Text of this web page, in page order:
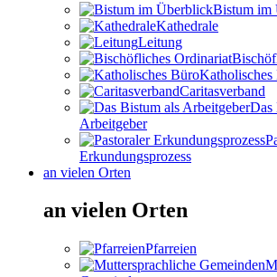
Bistum im
Kathedrale
Leitung
Katholisches
Caritasverband
Das
Arbeitgeber
Erkundungsprozess
an vielen Orten
an vielen Orten
Pfarreien